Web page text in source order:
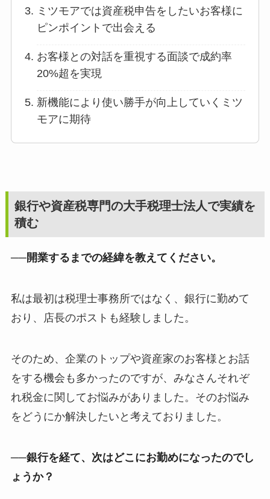
ミツモアでは資産税申告をしたいお客様に
ピンポイントで出会える
お客様との対話を重視する面談で成約率
20%超を実現
新機能により使い勝手が向上していくミツ
モアに期待
銀行や資産税専門の大手税理士法人で実績を
積む
──開業するまでの経緯を教えてください。
私は最初は税理士事務所ではなく、銀行に勤めて
おり、店長のポストも経験しました。
そのため、企業のトップや資産家のお客様とお話
をする機会も多かったのですが、みなさんそれぞ
れ税金に関してお悩みがありました。そのお悩み
をどうにか解決したいと考えておりました。
──銀行を経て、次はどこにお勤めになったのでし
ょうか？